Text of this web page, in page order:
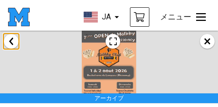
JA メニュー
アーカイブ
2026年1月
Tournoi de la bonne année
フランス
Open de Boulay Triplette